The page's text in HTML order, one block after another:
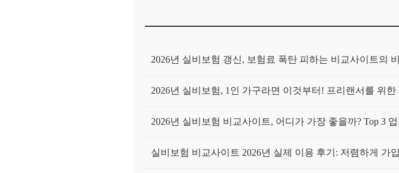
2026년 실비보험 갱신, 보험료 폭탄 피하는 비교사이트의
2026년 실비보험, 1인 가구라면 이것부터! 프리랜서를 위
2026년 실비보험 비교사이트, 어디가 가장 좋을까? Top 3
실비보험 비교사이트 2026년 실제 이용 후기: 저렴하게 가